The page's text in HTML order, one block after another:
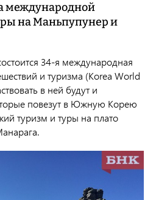
международной
на Маньпупунер и
34-я международная
и туризма (Korea World
в ней будут и
повезут в Южную Корею
туризм и туры на плато